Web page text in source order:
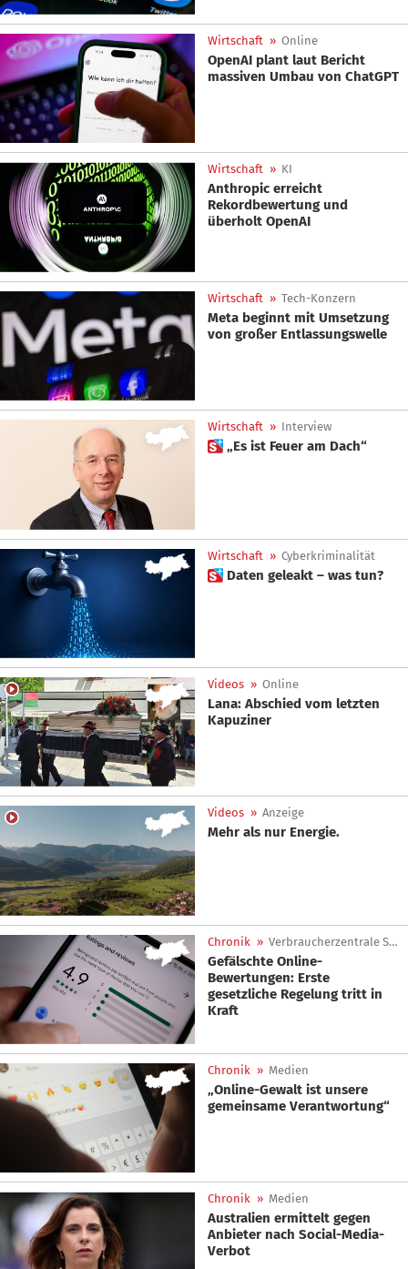
Wirtschaft » Online
OpenAI plant laut Bericht
massiven Umbau von ChatGPT
Wirtschaft » KI
Anthropic erreicht
Rekordbewertung und
überholt OpenAI
Wirtschaft » Tech-Konzern
Meta beginnt mit Umsetzung
von großer Entlassungswelle
Wirtschaft » Interview
 „Es ist Feuer am Dach“
Wirtschaft » Cyberkriminalität
 Daten geleakt – was tun?
Videos » Online
Lana: Abschied vom letzten
Kapuziner
Videos » Anzeige
Mehr als nur Energie.
Chronik » Verbraucherzentrale Südtirol
Gefälschte Online-
Bewertungen: Erste
gesetzliche Regelung tritt in
Kraft
Chronik » Medien
„Online-Gewalt ist unsere
gemeinsame Verantwortung“
Chronik » Medien
Australien ermittelt gegen
Anbieter nach Social-Media-
Verbot